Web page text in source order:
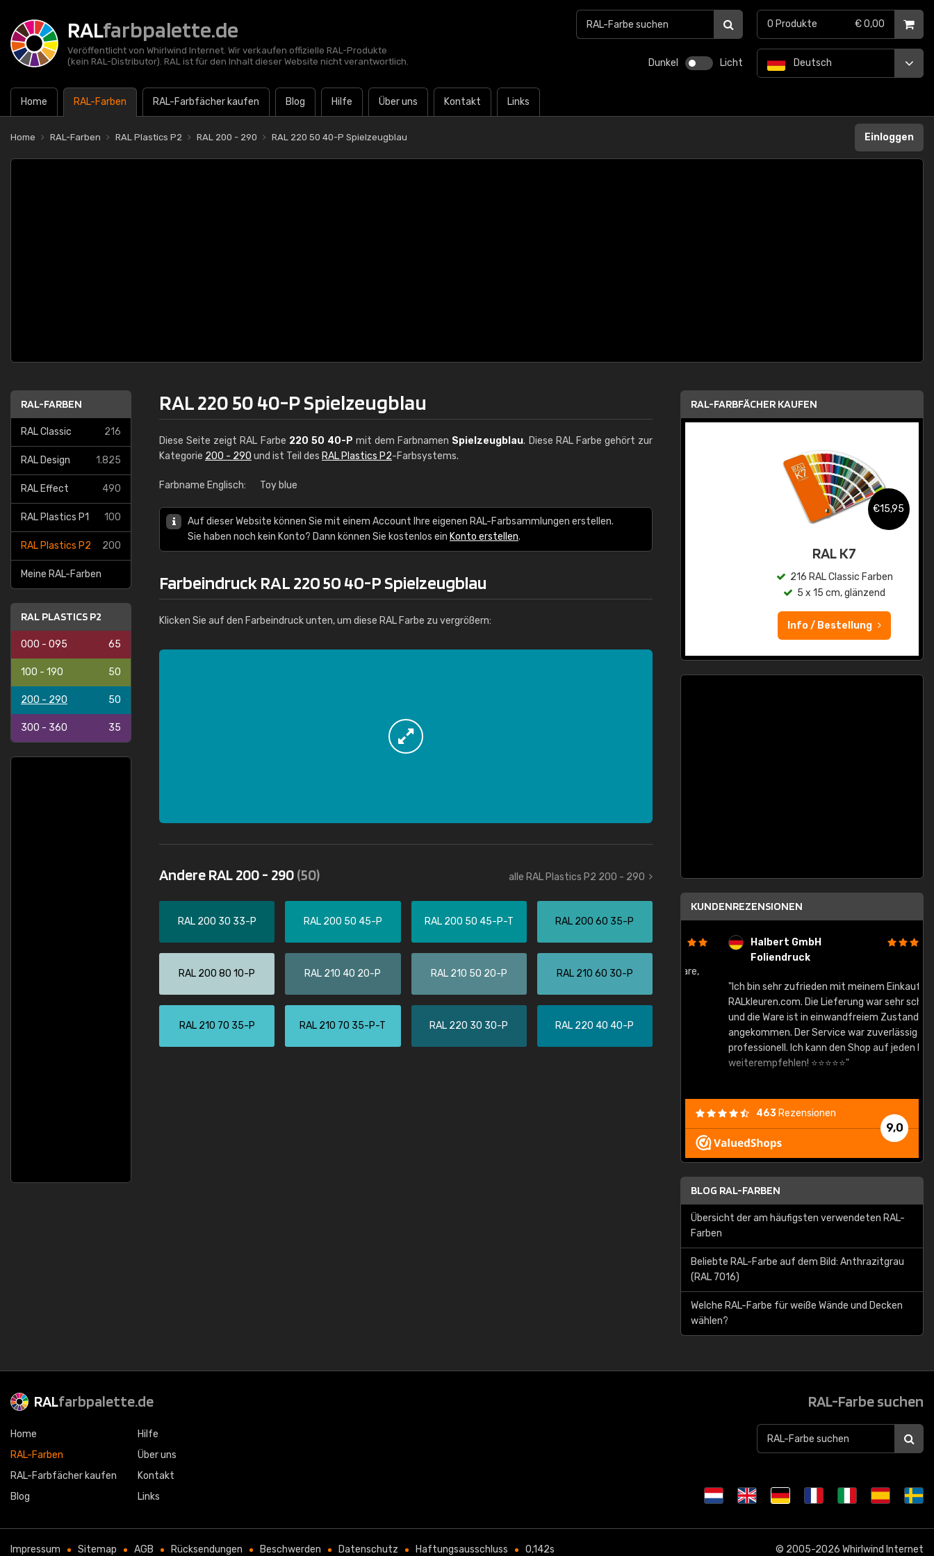
RALfarbpalette.de
Veröffentlicht von Whirlwind Internet. Wir verkaufen offizielle RAL-Produkte
(kein RAL-Distributor). RAL ist für den Inhalt dieser Website nicht verantwortlich.
Dunkel Licht
Home RAL-Farben RAL-Farbfächer kaufen Blog Hilfe Über uns Kontakt Links
Deutsch
0 Produkte € 0,00
Home RAL-Farben RAL Plastics P2 RAL 200 - 290 RAL 220 50 40-P Spielzeugblau Einloggen
RAL-FARBEN
RAL Classic 216
RAL Design 1.825
RAL Effect 490
RAL Plastics P1 100
RAL Plastics P2 200
Meine RAL-Farben
RAL PLASTICS P2
000 - 095 65
100 - 190 50
200 - 290 50
300 - 360 35
RAL 220 50 40-P Spielzeugblau
Diese Seite zeigt RAL Farbe 220 50 40-P mit dem Farbnamen Spielzeugblau. Diese RAL Farbe gehört zur
Kategorie 200 - 290 und ist Teil des RAL Plastics P2-Farbsystems.
Farbname Englisch: Toy blue
Auf dieser Website können Sie mit einem Account Ihre eigenen RAL-Farbsammlungen erstellen.
Sie haben noch kein Konto? Dann können Sie kostenlos ein Konto erstellen.
Farbeindruck RAL 220 50 40-P Spielzeugblau
Klicken Sie auf den Farbeindruck unten, um diese RAL Farbe zu vergrößern:
Andere RAL 200 - 290(50) alle RAL Plastics P2 200 - 290
RAL 200 30 33-P RAL 200 50 45-P RAL 200 50 45-P-T RAL 200 60 35-P
RAL 200 80 10-P RAL 210 40 20-P RAL 210 50 20-P RAL 210 60 30-P
RAL 210 70 35-P RAL 210 70 35-P-T RAL 220 30 30-P RAL 220 40 40-P
RAL-FARBFÄCHER KAUFEN
€15,95
RAL K7 auf Wasserbasis
€15,95
RAL K7
216 RAL Classic Farben
5 x 15 cm, glänzend
Info / Bestellung
KUNDENREZENSIONEN
Christiane Schmidt
"Alles so, wie man es sich wünscht, gute Ware,
Halbert GmbH
Foliendruck
"Ich bin sehr zufrieden mit meinem Einkauf bei
RALkleuren.com. Die Lieferung war sehr schnell
und die Ware ist in einwandfreiem Zustand
angekommen. Der Service war zuverlässig und
professionell. Ich kann den Shop auf jeden Fall
weiterempfehlen! ⭐⭐⭐⭐⭐"
9,0
463 Rezensionen
BLOG RAL-FARBEN
Übersicht der am häufigsten verwendeten RAL-
Farben
Beliebte RAL-Farbe auf dem Bild: Anthrazitgrau
(RAL 7016)
Welche RAL-Farbe für weiße Wände und Decken
wählen?
RALfarbpalette.de
Home
RAL-Farben
RAL-Farbfächer kaufen
Blog
Hilfe
Über uns
Kontakt
Links
RAL-Farbe suchen
Impressum Sitemap AGB Rücksendungen Beschwerden Datenschutz Haftungsausschluss 0,142s © 2005-2026 Whirlwind Internet